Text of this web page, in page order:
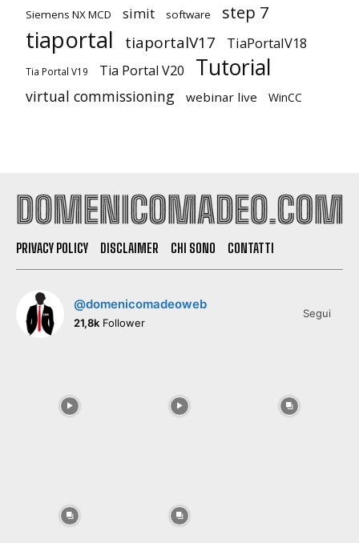
Siemens NX MCD simit software step 7
tiaportal tiaportalV17 TiaPortalV18
Tia Portal V19 Tia Portal V20 Tutorial
virtual commissioning webinar live WinCC
PRIVACY POLICY DISCLAIMER CHI SONO CONTATTI
@domenicomadeoweb
21,8k Follower
Segui